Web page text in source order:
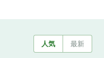
人気 最新